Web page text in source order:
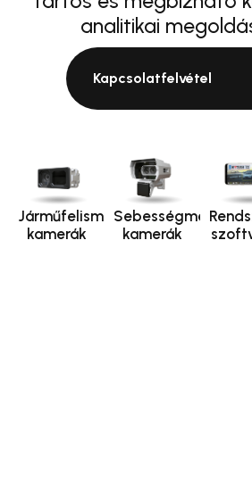
analitikai
Kapcsolatfelvétel
Járműfelismerő
kamerák
Sebességmérő
kamerák